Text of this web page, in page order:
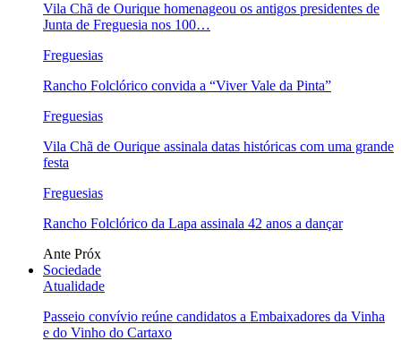
Vila Chã de Ourique homenageou os antigos presidentes de
Junta de Freguesia nos 100…
Freguesias
Rancho Folclórico convida a “Viver Vale da Pinta”
Freguesias
Vila Chã de Ourique assinala datas históricas com uma grande
festa
Freguesias
Rancho Folclórico da Lapa assinala 42 anos a dançar
Ante Próx
Sociedade
Atualidade
Passeio convívio reúne candidatos a Embaixadores da Vinha
e do Vinho do Cartaxo